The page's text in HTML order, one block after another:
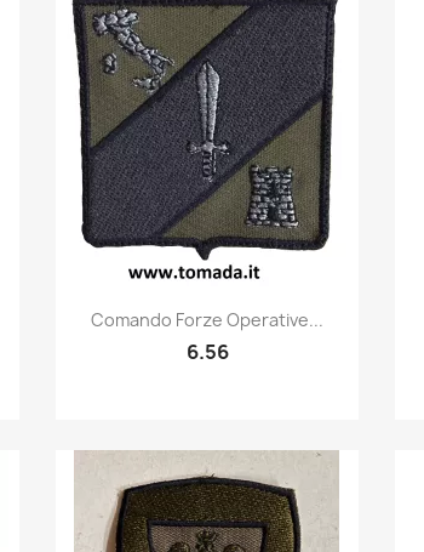
 Quick view
Comando Forze Operative...
6.56